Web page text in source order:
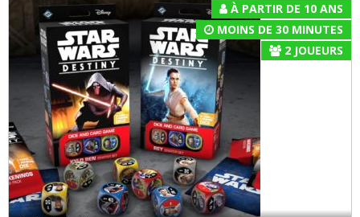
À PARTIR DE 10 ANS
MOINS DE 30 MINUTES
2JOUEURS